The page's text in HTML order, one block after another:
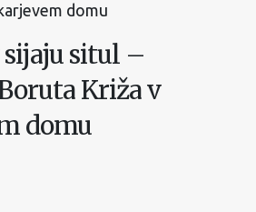
domu
situl –
Križa v
domu